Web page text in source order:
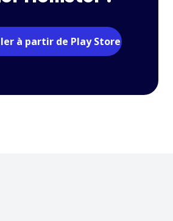
à partir de Play Store